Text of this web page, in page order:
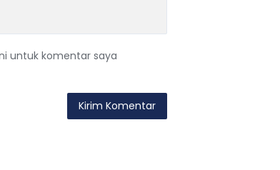
untuk komentar saya